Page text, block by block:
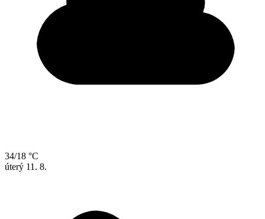
34/18 °C
úterý 11. 8.